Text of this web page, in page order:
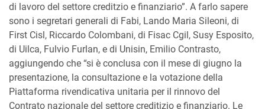
di lavoro del settore creditzio e finanziario”. A farlo sapere
sono i segretari generali di Fabi, Lando Maria Sileoni, di
First Cisl, Riccardo Colombani, di Fisac Cgil, Susy Esposito,
di Uilca, Fulvio Furlan, e di Unisin, Emilio Contrasto,
aggiungendo che “si è conclusa con il mese di giugno la
presentazione, la consultazione e la votazione della
Piattaforma rivendicativa unitaria per il rinnovo del
Contrato nazionale del settore creditizio e finanziario. Le